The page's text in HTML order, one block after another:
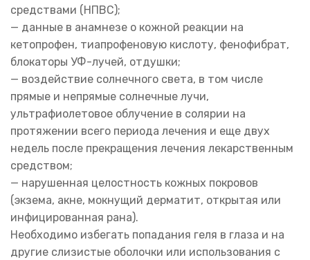
средствами (НПВС);
— данные в анамнезе о кожной реакции на
кетопрофен, тиапрофеновую кислоту, фенофибрат,
блокаторы УФ-лучей, отдушки;
— воздействие солнечного света, в том числе
прямые и непрямые солнечные лучи,
ультрафиолетовое облучение в солярии на
протяжении всего периода лечения и еще двух
недель после прекращения лечения лекарственным
средством;
— нарушенная целостность кожных покровов
(экзема, акне, мокнущий дерматит, открытая или
инфицированная рана).
Необходимо избегать попадания геля в глаза и на
другие слизистые оболочки или использования с